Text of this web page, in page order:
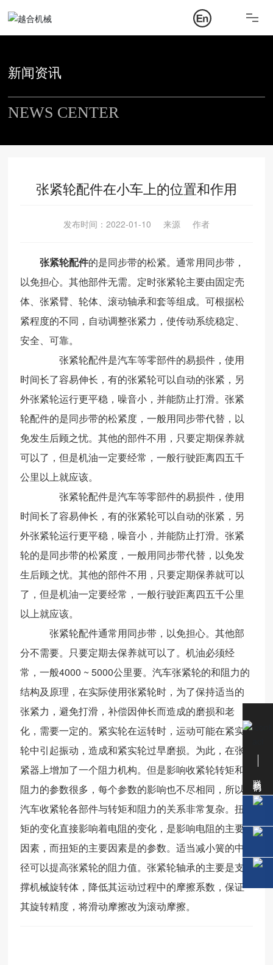
产品中心
新闻资讯
联系我们
新闻资讯
NEWS CENTER
张紧轮配件在小车上的位置和作用
发布时间： 2022-01-10 来源 作者
张紧轮配件的是同步带的松紧。通常用同步带，
以免担心。其他部件无需。定时张紧轮主要由固定壳
体、张紧臂、轮体、滚动轴承和套等组成。可根据松
紧程度的不同，自动调整张紧力，使传动系统稳定、
安全、可靠。
张紧轮配件是汽车等零部件的易损件，使用
时间长了容易伸长，有的张紧轮可以自动的张紧，另
外张紧轮运行更平稳，噪音小，并能防止打滑。张紧
轮配件的是同步带的松紧度，一般用同步带代替，以
免发生后顾之忧。其他的部件不用，只要定期保养就
可以了，但是机油一定要经常，一般行驶距离四五千
公里以上就应该。
张紧轮配件是汽车等零部件的易损件，使用
时间长了容易伸长，有的张紧轮可以自动的张紧，另
外张紧轮运行更平稳，噪音小，并能防止打滑。张紧
轮的是同步带的松紧度，一般用同步带代替，以免发
生后顾之忧。其他的部件不用，只要定期保养就可以
了，但是机油一定要经常，一般行驶距离四五千公里
以上就应该。
张紧轮配件通常用同步带，以免担心。其他部
分不需要。只要定期去保养就可以了。机油必须经
常，一般4000 ~ 5000公里要。汽车张紧轮的和阻力的
结构及原理，在实际使用张紧轮时，为了保持适当的
张紧力，避免打滑，补偿因伸长而造成的磨损和老
化，需要一定的。紧实轮在运转时，运动可能在紧实
轮中引起振动，造成和紧实轮过早磨损。为此，在张
紧器上增加了一个阻力机构。但是影响收紧轮转矩和
阻力的参数很多，每个参数的影响也不尽相同，所以
汽车收紧轮各部件与转矩和阻力的关系非常复杂。扭
矩的变化直接影响着电阻的变化，是影响电阻的主要
因素，而扭矩的主要因素是的参数。适当减小簧的中
径可以提高张紧轮的阻力值。张紧轮轴承的主要是支
撑机械旋转体，降低其运动过程中的摩擦系数，保证
其旋转精度，将滑动摩擦改为滚动摩擦。